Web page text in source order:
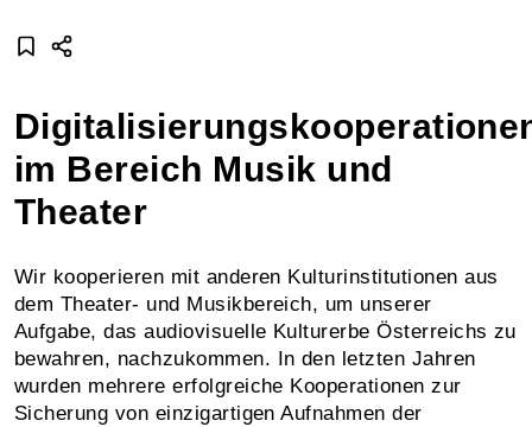
im Bereich Musik und
Theater
Wir kooperieren mit anderen Kulturinstitutionen aus
dem Theater- und Musikbereich, um unserer
Aufgabe, das audiovisuelle Kulturerbe Österreichs zu
bewahren, nachzukommen. In den letzten Jahren
wurden mehrere erfolgreiche Kooperationen zur
Sicherung von einzigartigen Aufnahmen der